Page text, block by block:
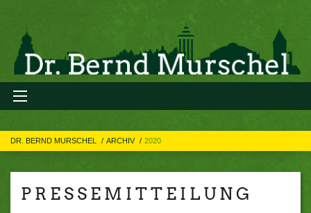
DR. BERND MURSCHEL ARCHIV 2020
P R E S S E M I T T E I L U N G